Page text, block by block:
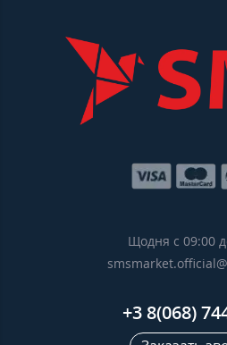
Щодня с 09:00
+3 8(068)